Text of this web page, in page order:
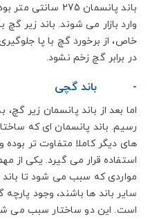
باند پانسمان 275
وارد بازار می شوند. باند زیر
خاص، از برخورد گچ با پا
در برابر گچ زخم نشود.
- باند گچی
اما بعد از باند پانسمان زیر
رسیم. باند پانسمان ای که
های دیگر کاملا متفاوت تر
استفاده قرار می گیرد. یکی از
مواردی که سبب می شود تا
سایر باند ها باشند، وجود
است. این دو ساختار سبب می